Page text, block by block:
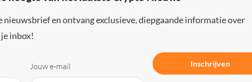
nieuwsbrief en ontvang exclusieve, diepgaande informatie over
inbox!
Jouw e-mail Inschrijven